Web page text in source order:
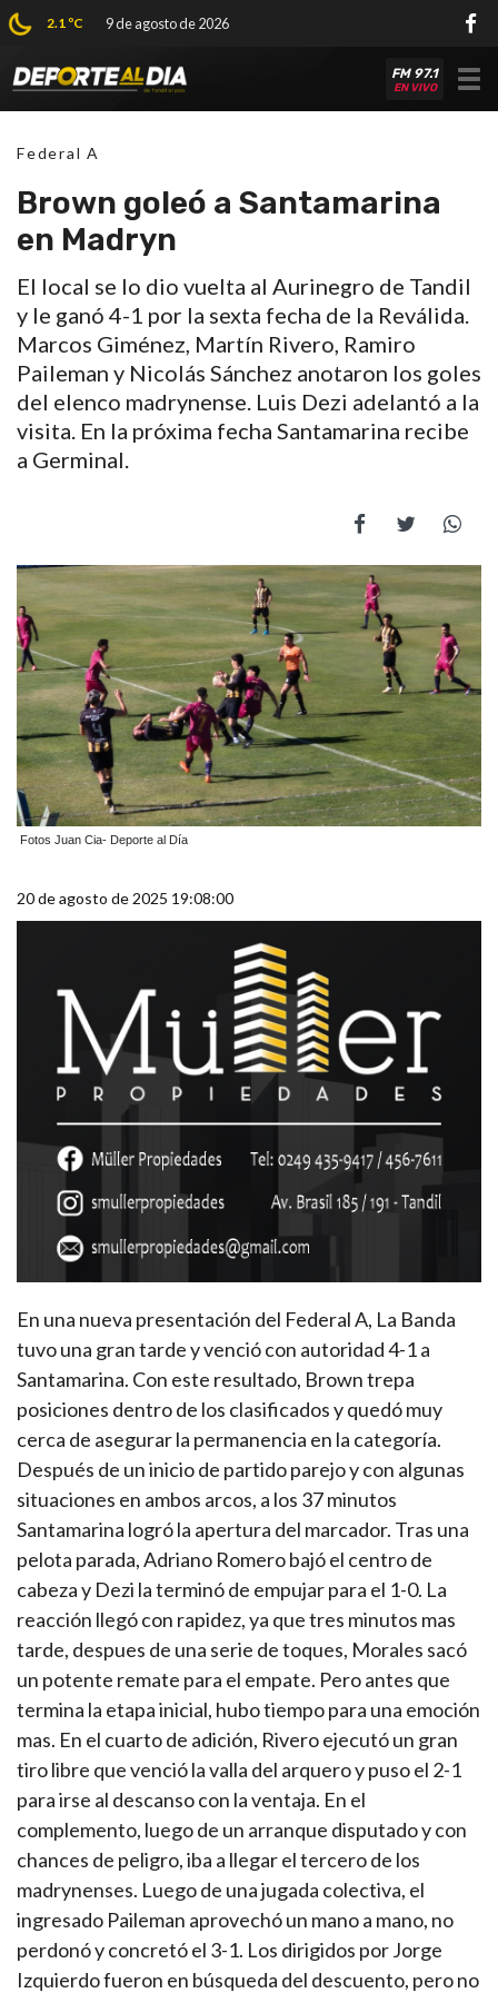
2.1 ºC 9 de agosto de 2026
FM 97.1
EN VIVO
Federal A
Brown goleó a Santamarina
en Madryn
El local se lo dio vuelta al Aurinegro de Tandil
y le ganó 4-1 por la sexta fecha de la Reválida.
Marcos Giménez, Martín Rivero, Ramiro
Paileman y Nicolás Sánchez anotaron los goles
del elenco madrynense. Luis Dezi adelantó a la
visita. En la próxima fecha Santamarina recibe
a Germinal.
Fotos Juan Cia- Deporte al Día
20 de agosto de 2025 19:08:00
En una nueva presentación del Federal A, La Banda
tuvo una gran tarde y venció con autoridad 4-1 a
Santamarina. Con este resultado, Brown trepa
posiciones dentro de los clasificados y quedó muy
cerca de asegurar la permanencia en la categoría.
Después de un inicio de partido parejo y con algunas
situaciones en ambos arcos, a los 37 minutos
Santamarina logró la apertura del marcador. Tras una
pelota parada, Adriano Romero bajó el centro de
cabeza y Dezi la terminó de empujar para el 1-0. La
reacción llegó con rapidez, ya que tres minutos mas
tarde, despues de una serie de toques, Morales sacó
un potente remate para el empate. Pero antes que
termina la etapa inicial, hubo tiempo para una emoción
mas. En el cuarto de adición, Rivero ejecutó un gran
tiro libre que venció la valla del arquero y puso el 2-1
para irse al descanso con la ventaja. En el
complemento, luego de un arranque disputado y con
chances de peligro, iba a llegar el tercero de los
madrynenses. Luego de una jugada colectiva, el
ingresado Paileman aprovechó un mano a mano, no
perdonó y concretó el 3-1. Los dirigidos por Jorge
Izquierdo fueron en búsqueda del descuento, pero no